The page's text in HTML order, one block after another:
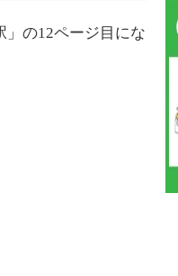
」の12ページ目にな